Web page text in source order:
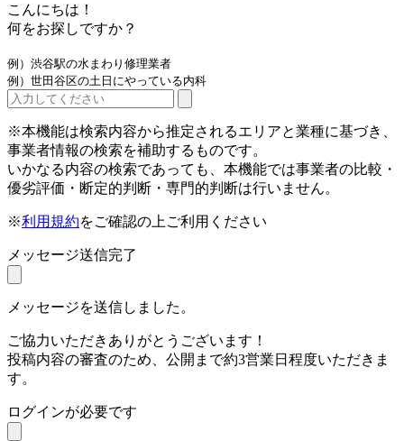
こんにちは！
何をお探しですか？
例）渋谷駅の水まわり修理業者
例）世田谷区の土日にやっている内科
※本機能は検索内容から推定されるエリアと業種に基づき、
事業者情報の検索を補助するものです。
いかなる内容の検索であっても、本機能では事業者の比較・
優劣評価・断定的判断・専門的判断は行いません。
※利用規約をご確認の上ご利用ください
メッセージ送信完了
メッセージを送信しました。
ご協力いただきありがとうございます！
投稿内容の審査のため、公開まで約3営業日程度いただきま
す。
ログインが必要です